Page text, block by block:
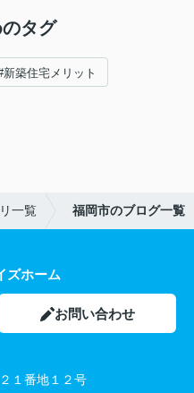
タグ
新築住宅メリット
一覧 福岡市のブログ一覧
ズホーム
お問い合わせ
１番地１２号